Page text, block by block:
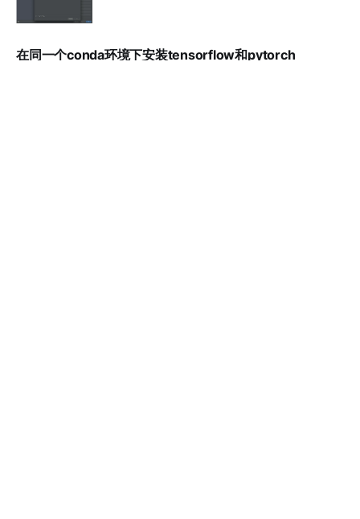
在同一个conda环境下安装tensorflow和pytorch